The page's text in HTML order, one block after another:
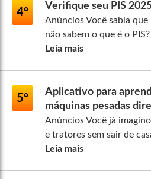
4º
Verifique seu PIS
Anúncios Você sabia
não sabem o que é o
Leia mais
5º
Aplicativo para
máquinas pesadas
Anúncios Você já
e tratores sem sair de
Leia mais